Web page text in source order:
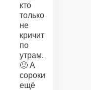
кто
только
не
кричит
по
утрам.
🙂 А
сороки
ещё